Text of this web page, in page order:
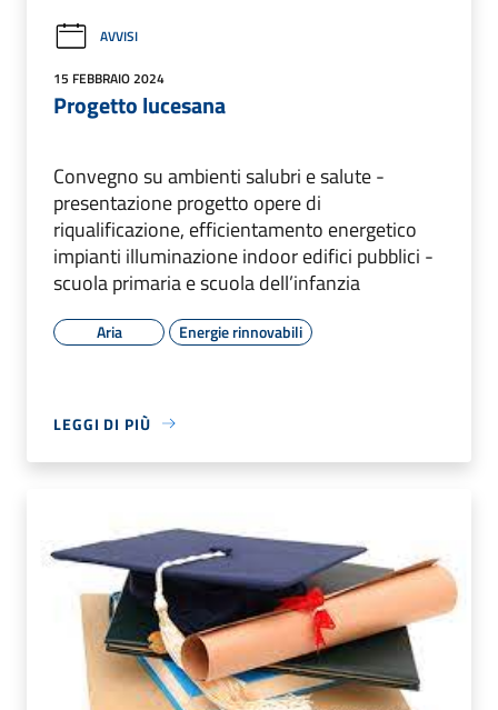
AVVISI
15 FEBBRAIO 2024
Progetto lucesana
Convegno su ambienti salubri e salute -
presentazione progetto opere di
riqualificazione, efficientamento energetico
impianti illuminazione indoor edifici pubblici -
scuola primaria e scuola dell’infanzia
Aria Energie rinnovabili
LEGGI DI PIÙ